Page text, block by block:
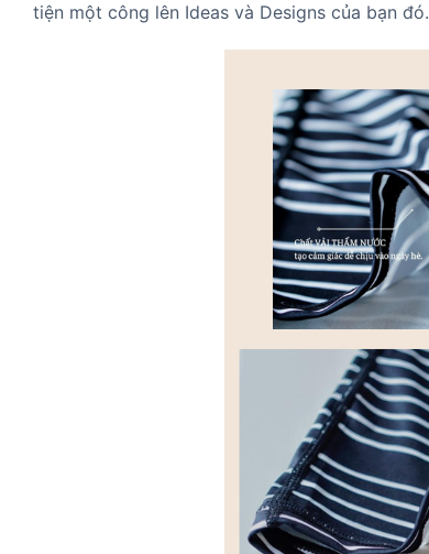
tiện một công lên Ideas và Designs của bạn đó.